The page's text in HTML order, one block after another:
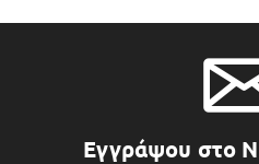
Εγγράψου στο